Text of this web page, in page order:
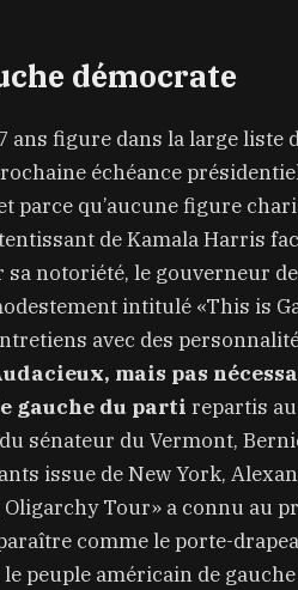
démocrate
ans figure dans la large liste
échéance
parce qu’aucune figure
de Kamala Harris
notoriété, le gouverneur
intitulé «This is
avec des
mais pas
gauche du parti repartis
sénateur du Vermont,
issue de New York,
Tour» a connu au
comme le porte-
peuple américain de